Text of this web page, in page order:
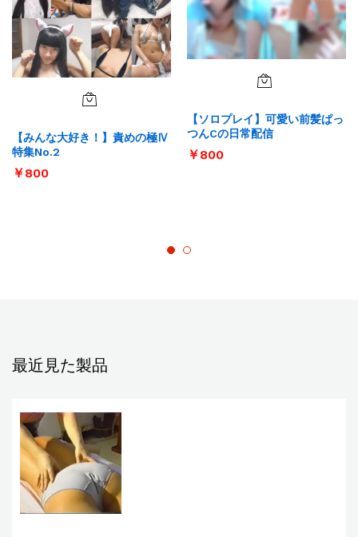
【みんな大好き！】責めの極Ⅳ
特集No.2
￥800
【ソロプレイ】可愛い前髪ぱっ
つんCの日常配信
￥800
最近見た製品